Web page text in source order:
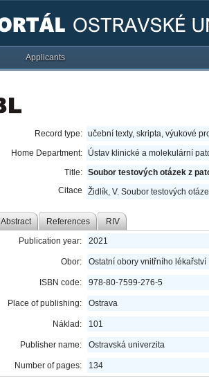
Applicants
Record type: učební texty, skripta, výukové
Home Department:
Ústav klinické a molekulární
Title: Soubor testových otázek z
Citace
Židlík, V. Soubor testových
Abstract References RIV
Publication year: 2021
Obor: Ostatní obory vnitřního lékařství
ISBN code: 978-80-7599-276-5
Place of publishing: Ostrava
Náklad: 101
Publisher name: Ostravská univerzita
Number of pages: 134